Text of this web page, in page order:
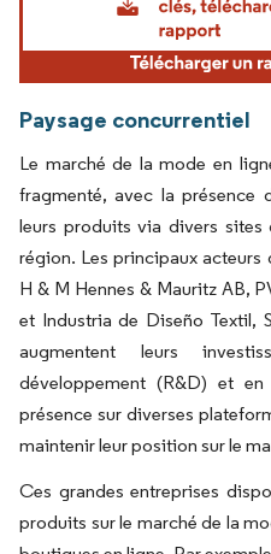
Paysage concurrentiel
Le marché de la mode en
fragmenté, avec la présence
leurs produits via divers
région. Les principaux
H & M Hennes & Mauritz AB,
et Industria de Diseño Textil,
augmentent leurs
développement (R&D) et
présence sur diverses
maintenir leur position sur le
Ces grandes entreprises
produits sur le marché de la